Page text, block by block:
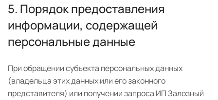
5. Порядок предоставления
информации, содержащей
персональные данные
При обращении субъекта персональных данных
(владельца этих данных или его законного
представителя) или получении запроса ИП Залозный